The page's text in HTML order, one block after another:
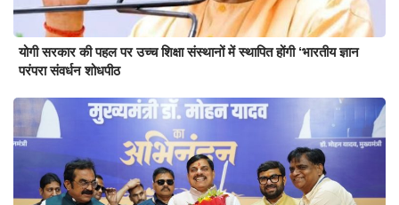
योगी सरकार की पहल पर उच्च शिक्षा संस्थानों में स्थापित होंगी ‘भारतीय ज्ञान
परंपरा संवर्धन शोधपीठ